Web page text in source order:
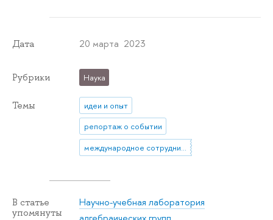
Дата 20 марта 2023
Рубрики Наука
Темы
идеи и опыт
репортаж о событии
международное сотрудничество
В статье
упомянуты
Научно-учебная лаборатория